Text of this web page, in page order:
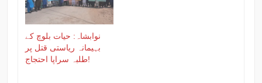
نوابشاہ: حیات بلوچ کے
بہیمانہ ریاستی قتل پر
طلبہ سراپا احتجاج!